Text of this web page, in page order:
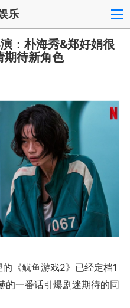
乐
：朴海秀&郑好娟很
期待新角色
《鱿鱼游戏2》已经定档1
的一番话引爆剧迷期待的同